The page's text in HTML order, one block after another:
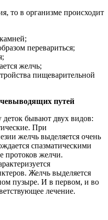
то в организме происходит
перевариться;
желчь;
пищеварительной
путей
деток бывают двух видов:
При
желчь выделяется очень
спазматическими
протоков желчи.
Желчь выделяется
пузыре. И в первом, и во
лечение.